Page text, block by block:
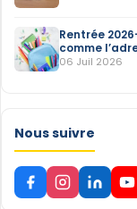
Rentrée
comme
scolaires
06 Juil 2026
Nous suivre